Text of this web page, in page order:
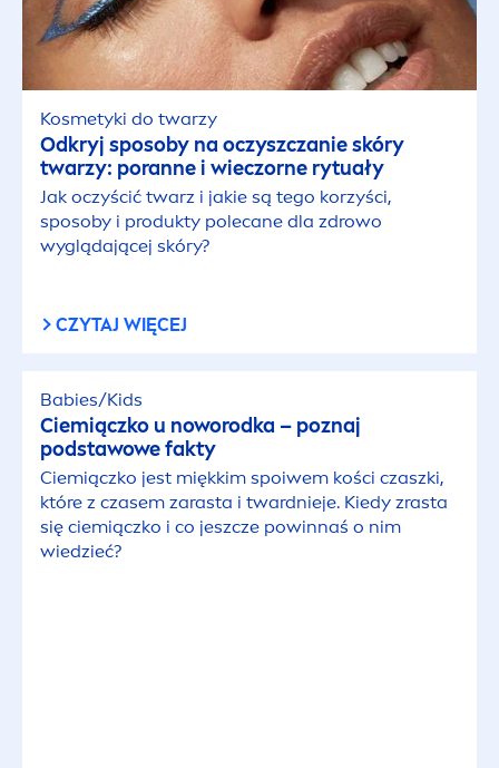
Kosmetyki do twarzy
Odkryj sposoby na oczyszczanie skóry
twarzy: poranne i wieczorne rytuały
Jak oczyścić twarz i jakie są tego korzyści,
sposoby i produkty polecane dla zdrowo
wyglądającej skóry?
CZYTAJ WIĘCEJ
Babies/Kids
Ciemiączko u noworodka – poznaj
podstawowe fakty
Ciemiączko jest miękkim spoiwem kości czaszki,
które z czasem zarasta i twardnieje. Kiedy zrasta
się ciemiączko i co jeszcze powinnaś o nim
wiedzieć?